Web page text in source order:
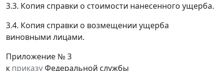
3.3. Копия справки о стоимости нанесенного ущерба.
3.4. Копия справки о возмещении ущерба
виновными лицами.
Приложение № 3
к приказуФедеральной службы